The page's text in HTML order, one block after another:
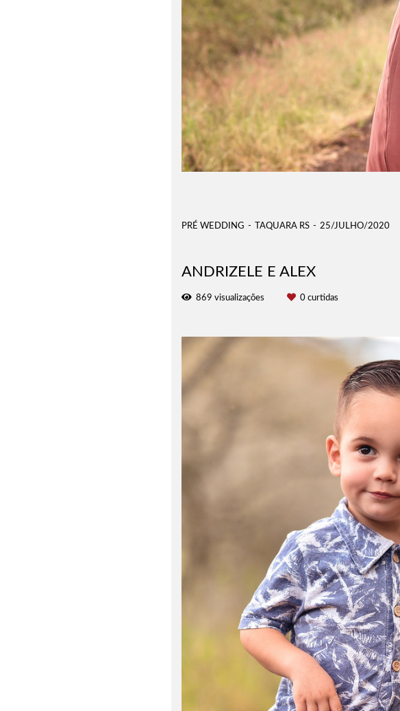
PRÉ WEDDING TAQUARA RS 25/JULHO/2020
ANDRIZELE E ALEX
869 visualizações 0 curtidas